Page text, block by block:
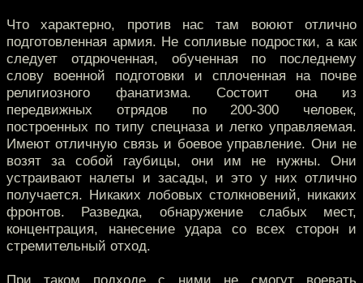
Что характерно, против нас там воюют отлично
подготовленная армия. Не сопливые подростки, а как
следует отдрюченная, обученная по последнему
слову военной подготовки и сплоченная на почве
религиозного фанатизма. Состоит она из
передвижных отрядов по 200-300 человек,
построенных по типу спецназа и легко управляемая.
Имеют отличную связь и боевое управление. Они не
возят за собой гаубицы, они им не нужны. Они
устраивают налеты и засады, и это у них отлично
получается. Никаких лобовых столкновений, никаких
фронтов. Разведка, обнаружение слабых мест,
концентрация, нанесение удара со всех сторон и
стремительный отход.